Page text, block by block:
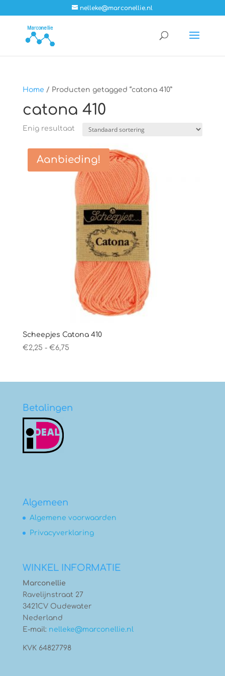
nelleke@marconellie.nl
Home / Producten getagged “catona 410”
catona 410
Enig resultaat
Aanbieding!
Scheepjes Catona 410
€2,25 - €6,75Prijsklasse:
€6,75
Betalingen
Algemeen
Algemene voorwaarden
Privacyverklaring
WINKEL INFORMATIE
Marconellie
Ravelijnstraat 27
3421CV Oudewater
Nederland
E-mail: nelleke@marconellie.nl
KVK 64827798